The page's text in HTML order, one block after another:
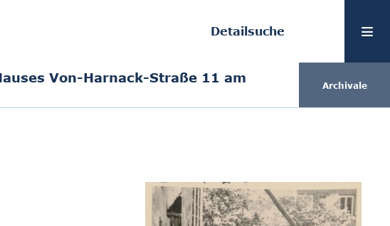
Detailsuche
Von-Harnack-Straße 11 am
Archivale